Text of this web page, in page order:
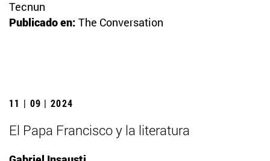
Tecnun
Publicado en: The Conversation
11 | 09 | 2024
El Papa Francisco y la literatura